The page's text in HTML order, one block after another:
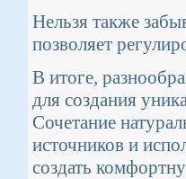
Нельзя также
позволяет
В итоге,
для создания
Сочетание
источников и
создать